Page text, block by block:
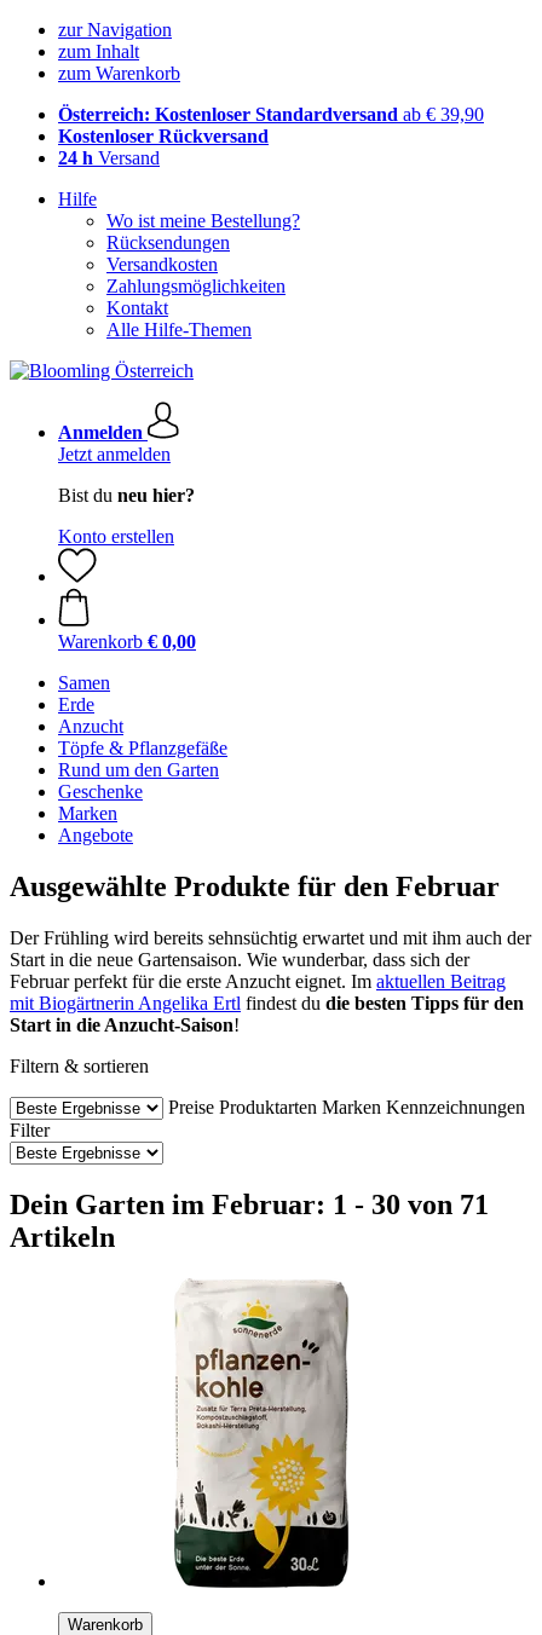
zur Navigation
zum Inhalt
zum Warenkorb
Österreich: Kostenloser Standardversand ab € 39,90
Kostenloser Rückversand
24 h Versand
Hilfe
Wo ist meine Bestellung?
Rücksendungen
Versandkosten
Zahlungsmöglichkeiten
Kontakt
Alle Hilfe-Themen
Anmelden
Jetzt anmelden
Bist du neu hier?
Konto erstellen
Warenkorb € 0,00
Samen
Erde
Anzucht
Töpfe & Pflanzgefäße
Rund um den Garten
Geschenke
Marken
Angebote
Ausgewählte Produkte für den Februar
Der Frühling wird bereits sehnsüchtig erwartet und mit ihm auch der
Start in die neue Gartensaison. Wie wunderbar, dass sich der
Februar perfekt für die erste Anzucht eignet. Im aktuellen Beitrag
mit Biogärtnerin Angelika Ertl findest du die besten Tipps für den
Start in die Anzucht-Saison!
Filtern & sortieren
Preise Produktarten Marken Kennzeichnungen
Filter
Dein Garten im Februar: 1 - 30 von 71
Artikeln
Warenkorb